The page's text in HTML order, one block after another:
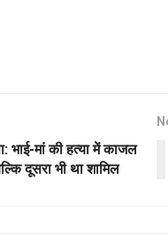
भाई-मां की हत्या में काजल
दूसरा भी था शामिल